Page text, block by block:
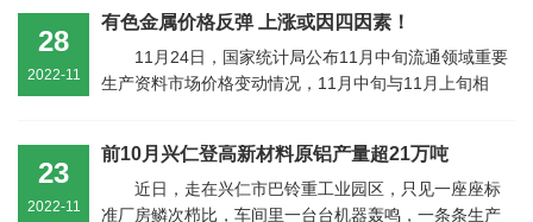
28
2022-11
有色金属价格反弹 上涨或因四因素！
11月24日，国家统计局公布11月中旬流通领域重要
生产资料市场价格变动情况，11月中旬与11月上旬相
23
2022-11
前10月兴仁登高新材料原铝产量超21万吨
近日，走在兴仁市巴铃重工业园区，只见一座座标
准厂房鳞次栉比，车间里一台台机器轰鸣，一条条生产